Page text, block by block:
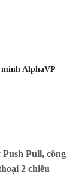
AlphaVP
Pull, công
2 chiều